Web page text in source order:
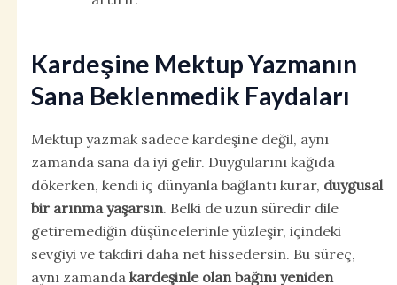
Kardeşine Mektup Yazmanın
Sana Beklenmedik Faydaları
Mektup yazmak sadece kardeşine değil, aynı
zamanda sana da iyi gelir. Duygularını kağıda
dökerken, kendi iç dünyanla bağlantı kurar, duygusal
bir arınma yaşarsın. Belki de uzun süredir dile
getiremediğin düşüncelerinle yüzleşir, içindeki
sevgiyi ve takdiri daha net hissedersin. Bu süreç,
aynı zamanda kardeşinle olan bağını yeniden